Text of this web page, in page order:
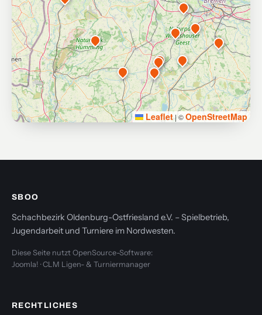
Leaflet| ©OpenStreetMap
SBOO
Schachbezirk Oldenburg-Ostfriesland e.V. – Spielbetrieb,
Jugendarbeit und Turniere im Nordwesten.
Diese Seite nutzt OpenSource-Software:
Joomla! · CLM Ligen- & Turniermanager
RECHTLICHES